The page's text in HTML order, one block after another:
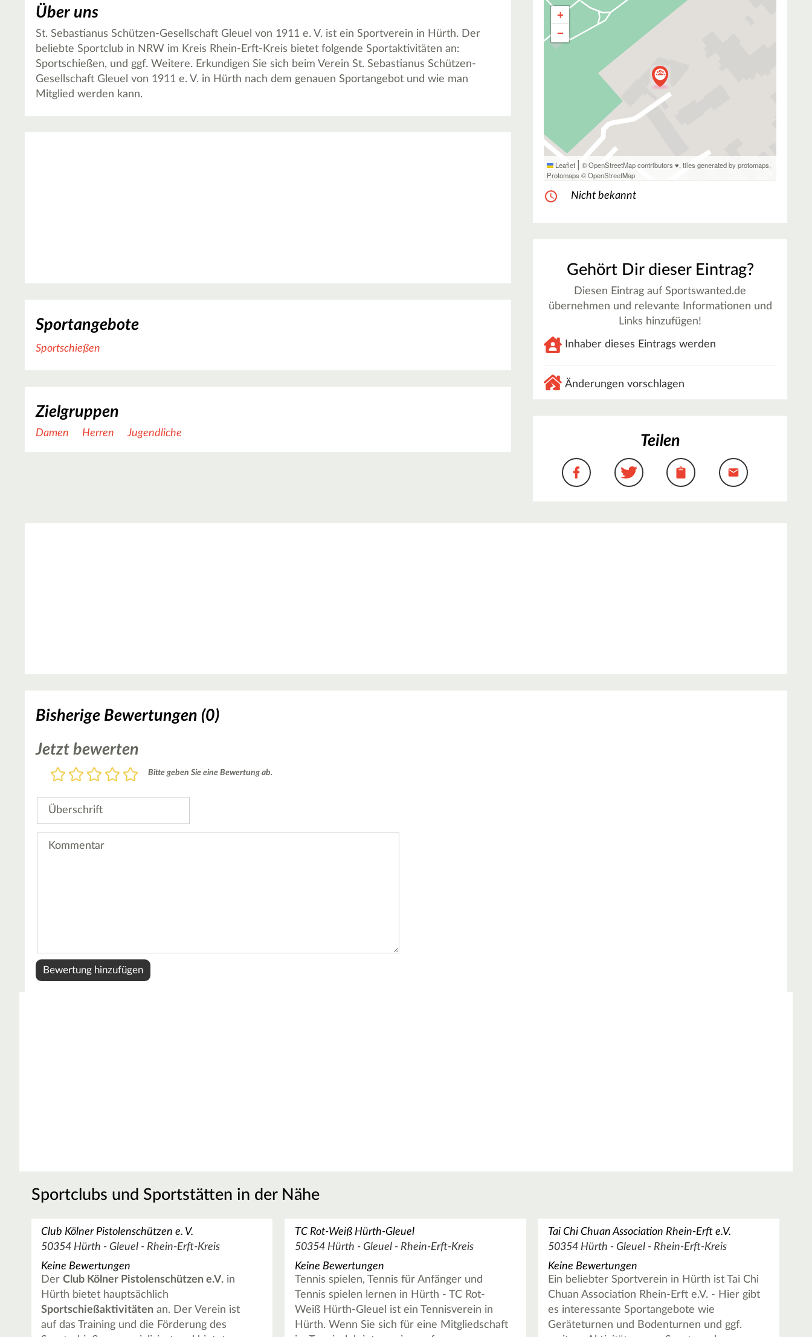
Über uns
St. Sebastianus Schützen-Gesellschaft Gleuel von 1911 e. V. ist ein Sportverein in Hürth. Der
beliebte Sportclub in NRW im Kreis Rhein-Erft-Kreis bietet folgende Sportaktivitäten an:
Sportschießen, und ggf. Weitere. Erkundigen Sie sich beim Verein St. Sebastianus Schützen-
Gesellschaft Gleuel von 1911 e. V. in Hürth nach dem genauen Sportangebot und wie man
Mitglied werden kann.
Sportangebote
Sportschießen
Zielgruppen
Damen Herren Jugendliche
+
−
Leaflet | © OpenStreetMap contributors ♥,tiles generated by protomaps
Protomaps ©OpenStreetMap
Nicht bekannt
Gehört Dir dieser Eintrag?
Diesen Eintrag auf Sportswanted.de
übernehmen und relevante Informationen und
Links hinzufügen!
Inhaber dieses Eintrags werden
Änderungen vorschlagen
Teilen
Bisherige Bewertungen (0)
Jetzt bewerten
Bewertung
5
4
3
2
1
Bitte geben Sie eine Bewertung ab.
Überschrift
Sportclubs und Sportstätten in der Nähe
Club Kölner Pistolenschützen e. V.
50354 Hürth - Gleuel - Rhein-Erft-Kreis
Keine Bewertungen
DerClub Kölner Pistolenschützen e.V. in
Hürth bietet hauptsächlich
Sportschießaktivitäten an. Der Verein ist
auf das Training und die Förderung des
TC Rot-Weiß Hürth-Gleuel
50354 Hürth - Gleuel - Rhein-Erft-Kreis
Keine Bewertungen
Tennis spielen, Tennis für Anfänger und
Tennis spielen lernen in Hürth - TC Rot-
Weiß Hürth-Gleuel ist ein Tennisverein in
Hürth. Wenn Sie sich für eine Mitgliedschaft
Tai Chi Chuan Association Rhein-Erft e.V.
50354 Hürth - Gleuel - Rhein-Erft-Kreis
Keine Bewertungen
Ein beliebter Sportverein in Hürth ist Tai Chi
Chuan Association Rhein-Erft e.V. - Hier gibt
es interessante Sportangebote wie
Geräteturnen und Bodenturnen und ggf.